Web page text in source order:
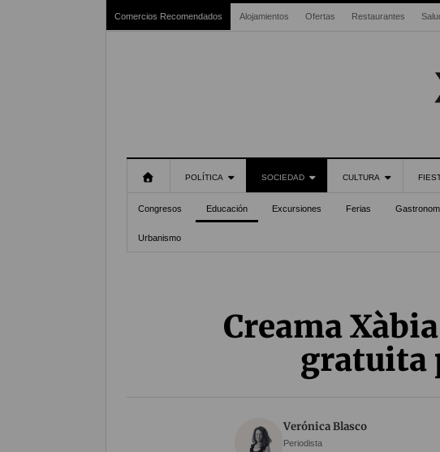
Comercios Recomendados Alojamientos Ofertas Restaurantes
POLÍTICA SOCIEDAD CULTURA
Congresos Educación Excursiones Ferias
Urbanismo
Creama
gratuita
Verónica Blasco
Periodista